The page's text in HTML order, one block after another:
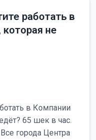
работать в
не
в Компании
65 шек в час.
города Центра